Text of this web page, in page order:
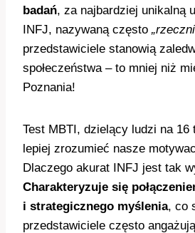
badań, za najbardziej unikalną
INFJ, nazywaną często
przedstawiciele stanowią
społeczeństwa – to mniej niż
Poznania!
Test MBTI, dzielący ludzi na 16
lepiej zrozumieć nasze
Dlaczego akurat INFJ jest tak
Charakteryzuje się
i strategicznego myślenia, co
przedstawiciele często